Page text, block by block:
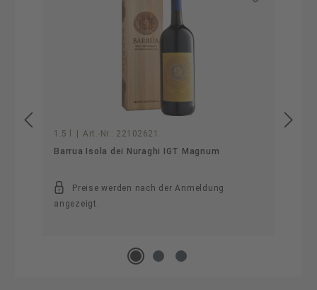
1.5 l Art.-Nr.: 22102621
Barrua Isola dei Nuraghi IGT Magnum
Preise werden nach der Anmeldung
angezeigt.